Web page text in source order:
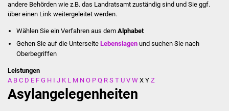
Jugendbeirat
Summerrockfestival
Stadtverwaltung
andere Behörden wie z.B. das Landratsamt zuständig sind und Sie ggf.
über einen Link weitergeleitet werden.
Wählen Sie ein Verfahren aus dem Alphabet
Gehen Sie auf die UnterseiteLebenslagen und suchen Sie nach
Oberbegriffen
Leistungen
A B C D E F G H I J K L M N O P Q R S T U V W X Y Z
Asylangelegenheiten